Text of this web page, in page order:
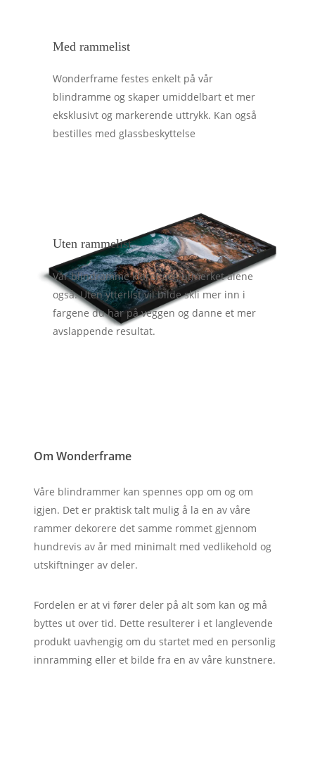
Med rammelist
Wonderframe festes enkelt på vår
blindramme og skaper umiddelbart et mer
eksklusivt og markerende uttrykk. Kan også
bestilles med glassbeskyttelse
Uten rammelist
Vår blindramme klarer seg utmerket alene
også. Uten ytterlist vil bilde skli mer inn i
fargene du har på veggen og danne et mer
avslappende resultat.
Om Wonderframe
Våre blindrammer kan spennes opp om og om
igjen. Det er praktisk talt mulig å la en av våre
rammer dekorere det samme rommet gjennom
hundrevis av år med minimalt med vedlikehold og
utskiftninger av deler.
Fordelen er at vi fører deler på alt som kan og må
byttes ut over tid. Dette resulterer i et langlevende
produkt uavhengig om du startet med en personlig
innramming eller et bilde fra en av våre kunstnere.